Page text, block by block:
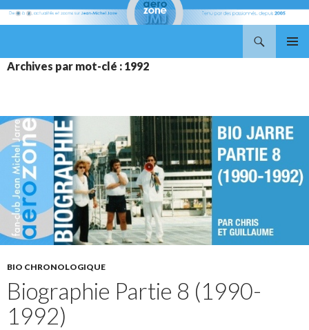
AU
Archives par mot-clé : 1992
BIO CHRONOLOGIQUE
Biographie Partie 8 (1990-
1992)